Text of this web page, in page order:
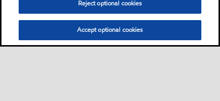
Reject optional cookies
Accept optional cookies